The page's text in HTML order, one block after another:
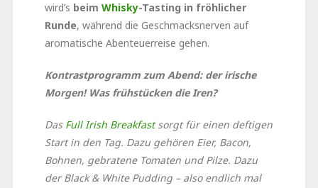
wird’s beim Whisky-Tasting in fröhlicher
Runde, während die Geschmacksnerven auf
aromatische Abenteuerreise gehen.
Kontrastprogramm zum Abend: der irische
Morgen! Was frühstücken die Iren?
Das Full Irish Breakfastsorgt für einen deftigen
Start in den Tag. Dazu gehören Eier, Bacon,
Bohnen, gebratene Tomaten und Pilze. Dazu
der Black & White Pudding – also endlich mal